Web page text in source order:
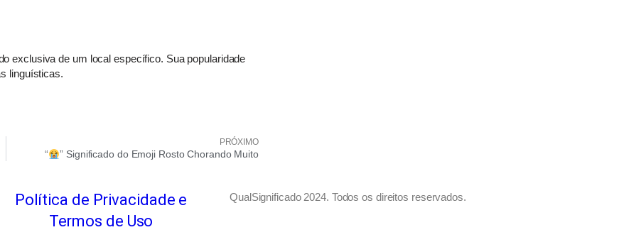
exclusiva de um local específico. Sua popularidade
linguísticas.
PRÓXIMO
“ ” Significado do Emoji Rosto Chorando Muito
Política de Privacidade e
Termos de Uso
QualSignificado 2024. Todos os direitos reservados.